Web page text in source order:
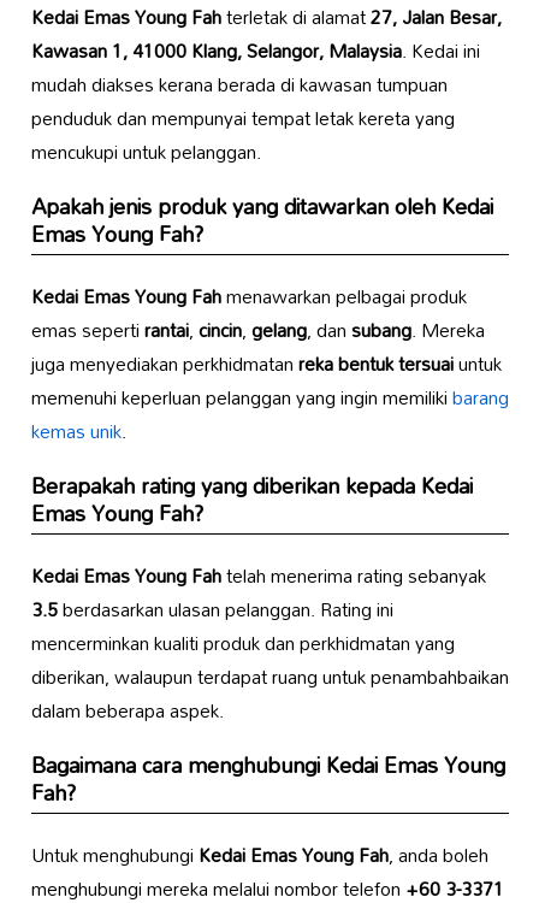
Kedai Emas Young Fahterletak di alamat27, Jalan Besar,
Kawasan 1, 41000 Klang, Selangor, Malaysia. Kedai ini
mudah diakses kerana berada di kawasan tumpuan
penduduk dan mempunyai tempat letak kereta yang
mencukupi untuk pelanggan.
Apakah jenis produk yang ditawarkan olehKedai
Emas Young Fah?
Kedai Emas Young Fahmenawarkan pelbagai produk
emas sepertirantai,cincin,gelang, dansubang. Mereka
juga menyediakan perkhidmatanreka bentuk tersuaiuntuk
memenuhi keperluan pelanggan yang ingin memilikibarang
kemas unik.
Berapakah rating yang diberikan kepadaKedai
Emas Young Fah?
Kedai Emas Young Fahtelah menerima rating sebanyak
3.5berdasarkan ulasan pelanggan. Rating ini
mencerminkan kualiti produk dan perkhidmatan yang
diberikan, walaupun terdapat ruang untuk penambahbaikan
dalam beberapa aspek.
Bagaimana cara menghubungiKedai Emas Young
Fah?
Untuk menghubungiKedai Emas Young Fah, anda boleh
menghubungi mereka melalui nombor telefon+60 3-3371